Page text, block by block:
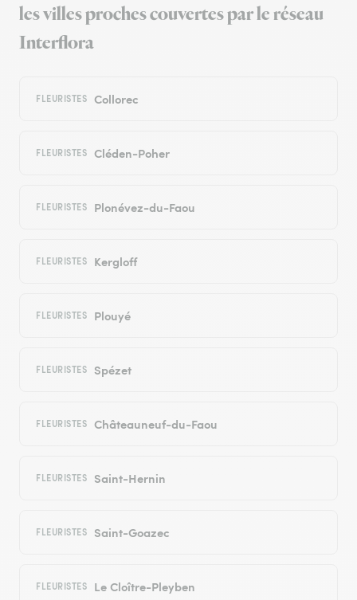
les villes proches couvertes par le réseau
Interflora
FLEURISTES Collorec
FLEURISTES Cléden-Poher
FLEURISTES Plonévez-du-Faou
FLEURISTES Kergloff
FLEURISTES Plouyé
FLEURISTES Spézet
FLEURISTES Châteauneuf-du-Faou
FLEURISTES Saint-Hernin
FLEURISTES Saint-Goazec
FLEURISTES Le Cloître-Pleyben